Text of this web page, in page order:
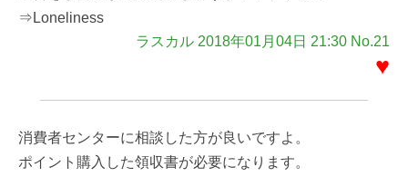
⇒Loneliness
ラスカル 2018年01月04日 21:30 No.21
♥
消費者センターに相談した方が良いですよ。
ポイント購入した領収書が必要になります。